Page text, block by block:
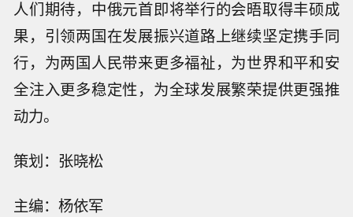
人们期待，中俄元首即将举行的会晤取得丰硕成
果，引领两国在发展振兴道路上继续坚定携手同
行，为两国人民带来更多福祉，为世界和平和安
全注入更多稳定性，为全球发展繁荣提供更强推
动力。
策划：张晓松
主编：杨依军